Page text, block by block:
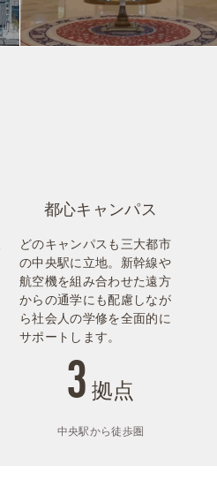
都心キャンパス
どのキャンパスも三大都市
の中央駅に立地。新幹線や
航空機を組み合わせた遠方
からの通学にも配慮しなが
ら社会人の学修を全面的に
サポートします。
3 拠点
中央駅から徒歩圏